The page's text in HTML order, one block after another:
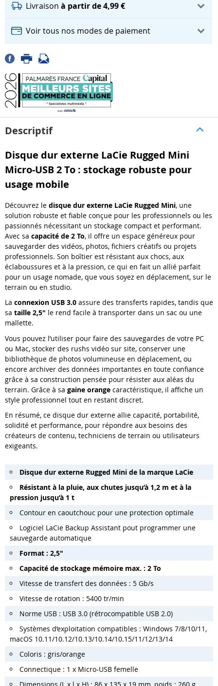
Livraison à partir de 4,99 €
Voir tous nos modes de paiement
Descriptif
Disque dur externe LaCie Rugged Mini
Micro-USB 2 To : stockage robuste pour
usage mobile
Découvrez le disque dur externe LaCie Rugged Mini, une
solution robuste et fiable conçue pour les professionnels ou les
passionnés nécessitant un stockage compact et performant.
Avec sa capacité de 2 To, il offre un espace généreux pour
sauvegarder des vidéos, photos, fichiers créatifs ou projets
professionnels. Son boîtier est résistant aux chocs, aux
éclaboussures et à la pression, ce qui en fait un allié parfait
pour un usage nomade, que vous soyez en déplacement, sur le
terrain ou en studio.
La connexion USB 3.0 assure des transferts rapides, tandis que
sa taille 2,5" le rend facile à transporter dans un sac ou une
mallette.
Vous pouvez l’utiliser pour faire des sauvegardes de votre PC
ou Mac, stocker des rushs vidéo sur site, conserver une
bibliothèque de photos volumineuse en déplacement, ou
encore archiver des données importantes en toute confiance
grâce à sa construction pensée pour résister aux aléas du
terrain. Grâce à sa gaine orange caractéristique, il affiche un
style professionnel tout en restant discret.
En résumé, ce disque dur externe allie capacité, portabilité,
solidité et performance, pour répondre aux besoins des
créateurs de contenu, techniciens de terrain ou utilisateurs
exigeants.
Disque dur externe Rugged Mini de la marque LaCie
Résistant à la pluie, aux chutes jusqu’à 1,2 m et à la
pression jusqu’à 1 t
Contour en caoutchouc pour une protection optimale
Logiciel LaCie Backup Assistant pout programmer une
sauvegarde automatique
Format : 2,5"
Capacité de stockage mémoire max. : 2 To
Vitesse de transfert des données : 5 Gb/s
Vitesse de rotation : 5400 tr/min
Norme USB : USB 3.0 (rétrocompatible USB 2.0)
Systèmes d’exploitation compatibles : Windows 7/8/10/11,
macOS 10.11/10.12/10.13/10.14/10.15/11/12/13/14
Coloris : gris/orange
Connectique : 1 x Micro-USB femelle